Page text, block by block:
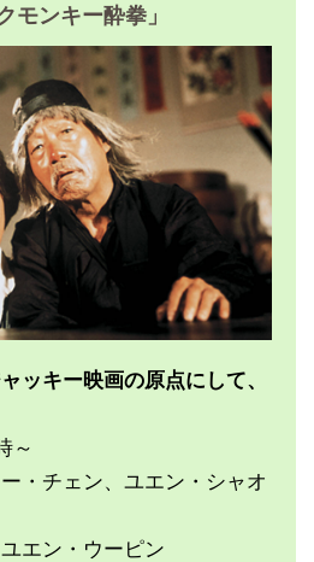
モンキー酔拳」
ッキー映画の原点にして、
～
・チェン、ユエン・シャオ
エン・ウーピン